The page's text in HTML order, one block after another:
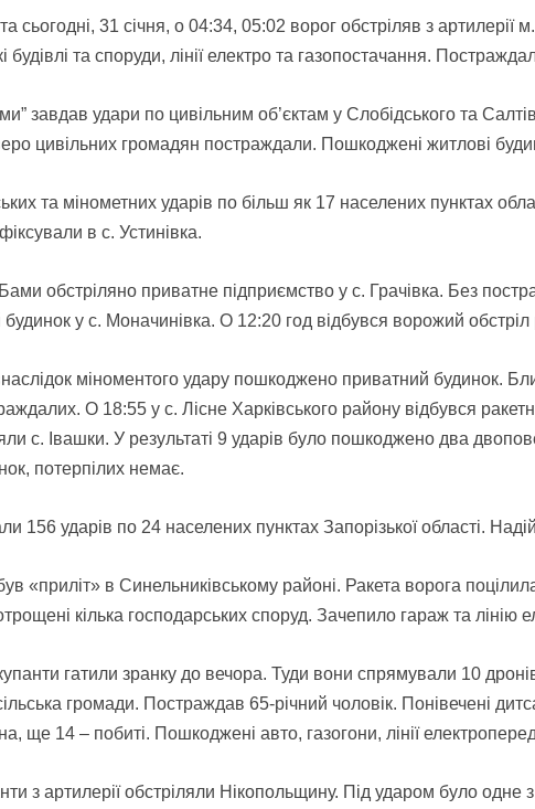
сьогодні, 31 січня, о 04:34, 05:02 ворог обстріляв з артилерії
будівлі та споруди, лінії електро та газопостачання.
завдав удари по цивільним об’єктам у Слобідського та
цивільних громадян постраждали. Пошкоджені житлові
та мінометних ударів по більш як 17 населених пунктах
в с. Устинівка.
обстріляно приватне підприємство у с. Грачівка. Без
у с. Моначинівка. О 12:20 год відбувся ворожий
міноментого удару пошкоджено приватний будинок.
О 18:55 у с. Лісне Харківського району відбувся
с. Івашки. У результаті 9 ударів було пошкоджено два
потерпілих немає.
156 ударів по 24 населених пунктах Запорізької області.
«приліт» в Синельниківському районі. Ракета ворога
кілька господарських споруд. Зачепило гараж та лінію
гатили зранку до вечора. Туди вони спрямували 10
громади. Постраждав 65-річний чоловік. Понівечені
ще 14 – побиті. Пошкоджені авто, газогони, лінії
з артилерії обстріляли Нікопольщину. Під ударом було одне